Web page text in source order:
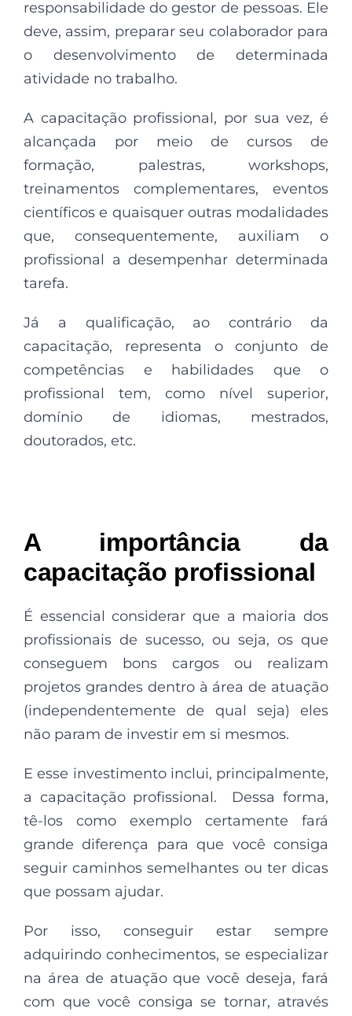
responsabilidade do gestor de pessoas. Ele
deve, assim, preparar seu colaborador para
o desenvolvimento de determinada
atividade no trabalho.
A capacitação profissional, por sua vez, é
alcançada por meio de cursos de
formação, palestras, workshops,
treinamentos complementares, eventos
científicos e quaisquer outras modalidades
que, consequentemente, auxiliam o
profissional a desempenhar determinada
tarefa.
Já a qualificação, ao contrário da
capacitação, representa o conjunto de
competências e habilidades que o
profissional tem, como nível superior,
domínio de idiomas, mestrados,
doutorados, etc.
A importância da
capacitação profissional
É essencial considerar que a maioria dos
profissionais de sucesso, ou seja, os que
conseguem bons cargos ou realizam
projetos grandes dentro à área de atuação
(independentemente de qual seja) eles
não param de investir em si mesmos.
E esse investimento inclui, principalmente,
a capacitação profissional. Dessa forma,
tê-los como exemplo certamente fará
grande diferença para que você consiga
seguir caminhos semelhantes ou ter dicas
que possam ajudar.
Por isso, conseguir estar sempre
adquirindo conhecimentos, se especializar
na área de atuação que você deseja, fará
com que você consiga se tornar, através